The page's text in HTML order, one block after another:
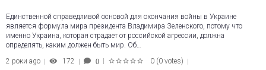
Единственной справедливой основой для окончания войны в Украине
является формула мира президента Владимира Зеленского, потому что
именно Украина, которая страдает от российской агрессии, должна
определять, каким должен быть мир. Об…
2 роки ago
172 0 0 (0 votes)